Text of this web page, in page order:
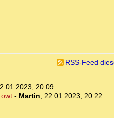
RSS-Feed
20:09
- Martin, 22.01.2023, 20:22